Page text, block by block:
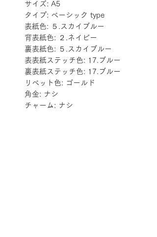
サイズ: A5
タイプ: ベーシック type
表紙色: ５.スカイブルー
背表紙色: ２.ネイビー
裏表紙色: ５.スカイブルー
表表紙ステッチ色: 17.ブルー
裏表紙ステッチ色: 17.ブルー
リベット色: ゴールド
角金: ナシ
チャーム: ナシ